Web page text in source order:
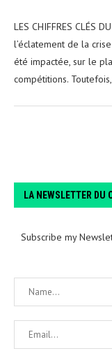
LES CHIFFRES CLÉS
l’éclatement de la
été impactée, sur le
compétitions.
LA NEWSLETTER DU
Subscribe my